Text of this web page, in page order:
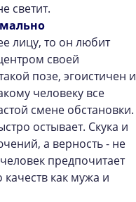
светит.
лицу, то он любит
своей
позе, эгоистичен и
человеку все
смене обстановки.
остывает. Скука и
а верность - не
предпочитает
качеств как мужа и